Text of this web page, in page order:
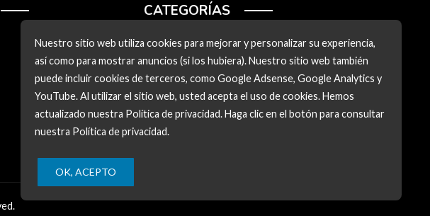
Nuestro sitio web utiliza cookies para mejorar y personalizar su experiencia,
así como para mostrar anuncios (si los hubiera). Nuestro sitio web también
puede incluir cookies de terceros, como Google Adsense, Google Analytics y
YouTube. Al utilizar el sitio web, usted acepta el uso de cookies. Hemos
actualizado nuestra Política de privacidad. Haga clic en el botón para consultar
nuestra Política de privacidad.
OK, ACEPTO
CATEGORÍAS
Ciencia y tecnología
Cultura y ocio
Inversiones y negocios
Responsabilidad social